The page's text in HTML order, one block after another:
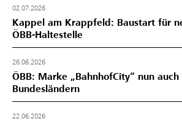
02.07.2026
Kappel am Krappfeld: Baustart für
ÖBB-Haltestelle
26.06.2026
ÖBB: Marke „BahnhofCity“ nun
Bundesländern
22.06.2026